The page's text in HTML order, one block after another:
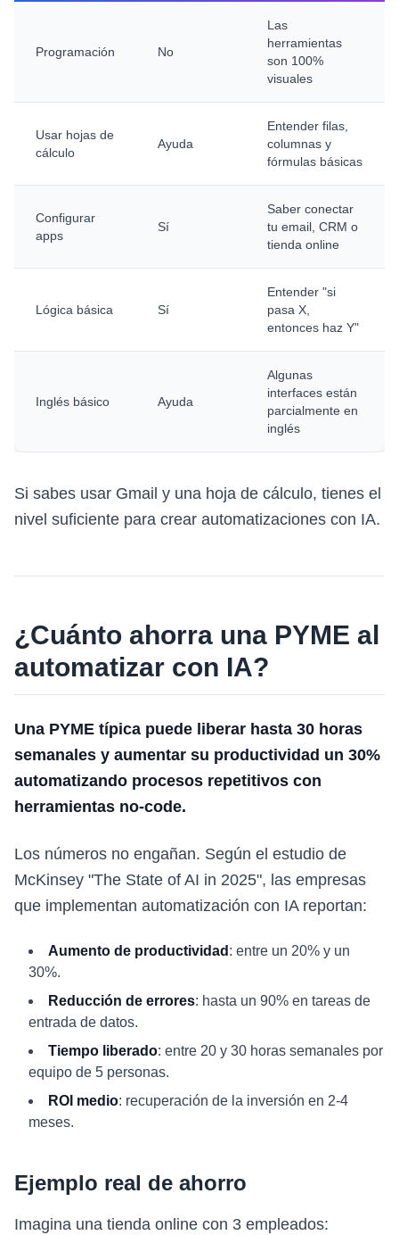
Programación No
Las
herramientas
son 100%
visuales
Usar hojas de
cálculo
Ayuda
Entender filas,
columnas y
fórmulas básicas
Configurar
apps
Sí
Saber conectar
tu email, CRM o
tienda online
Lógica básica Sí
Entender "si
pasa X,
entonces haz Y"
Inglés básico Ayuda
Algunas
interfaces están
parcialmente en
inglés
Si sabes usar Gmail y una hoja de cálculo, tienes el
nivel suficiente para crear automatizaciones con IA.
¿Cuánto ahorra una PYME al
automatizar con IA?
Una PYME típica puede liberar hasta 30 horas
semanales y aumentar su productividad un 30%
automatizando procesos repetitivos con
herramientas no-code.
Los números no engañan. Según el estudio de
McKinsey "The State of AI in 2025", las empresas
que implementan automatización con IA reportan:
Aumento de productividad : entre un 20% y un
30%.
Reducción de errores: hasta un 90% en tareas de
entrada de datos.
Tiempo liberado: entre 20 y 30 horas semanales por
equipo de 5 personas.
ROI medio: recuperación de la inversión en 2-4
meses.
Ejemplo real de ahorro
Imagina una tienda online con 3 empleados: